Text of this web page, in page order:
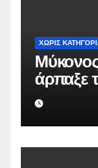
ΧΩΡΊΣ
άρπαξε
Rolex
Ουκρανό